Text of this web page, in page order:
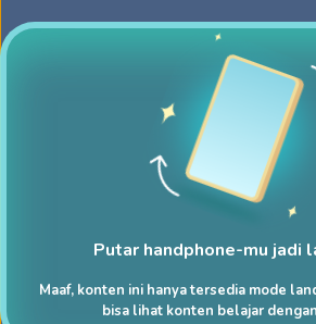
Putar handphone-mu jadi
Maaf, konten ini hanya tersedia mode
bisa lihat konten belajar